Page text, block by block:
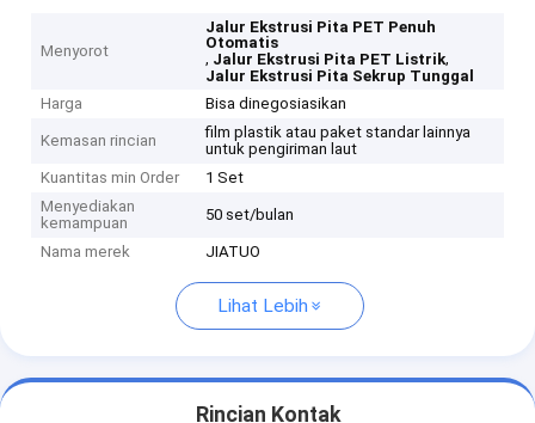
Menyorot
Jalur Ekstrusi Pita PET Penuh
Otomatis
, Jalur Ekstrusi Pita PET Listrik,
Jalur Ekstrusi Pita Sekrup Tunggal
Harga
Bisa dinegosiasikan
Kemasan rincian
film plastik atau paket standar lainnya
untuk pengiriman laut
Kuantitas min Order
1 Set
Menyediakan
kemampuan
50 set/bulan
Nama merek JIATUO
Lihat Lebih
Rincian Kontak